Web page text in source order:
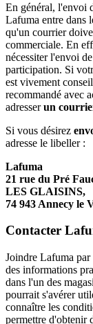
En général, l'envoi
Lafuma entre dans
qu'un courrier
commerciale. En
nécessiter l'envoi
participation. Si
est vivement
recommandé avec
adresserun
Si vous désirez
adresse le libeller :
Lafuma
21 rue du Pré
LES GLAISINS,
74 943 Annecy le
Contacter
Joindre Lafuma par
des informations
dans l'un des
pourrait s'avérer
connaître les
permettre d'obtenir